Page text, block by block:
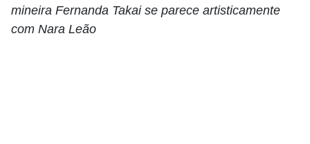
mineira Fernanda Takai se parece artisticamente
com Nara Leão